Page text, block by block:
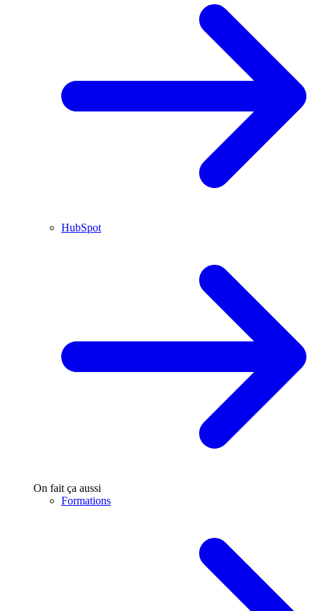
HubSpot
On fait ça aussi
Formations